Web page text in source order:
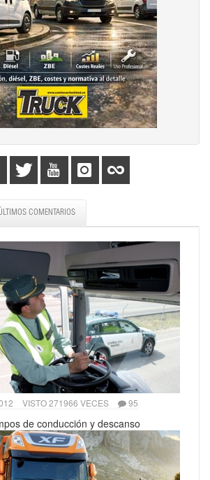
COMENTARIOS
VISTO 271966 VECES 95
de conducción y descanso